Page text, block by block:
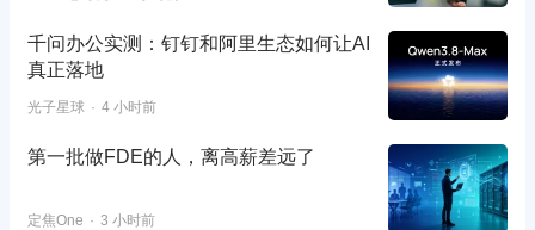
千问办公实测：钉钉和阿里生态如何让AI
真正落地
光子星球 4 小时前
第一批做FDE的人，离高薪差远了
定焦One 3 小时前